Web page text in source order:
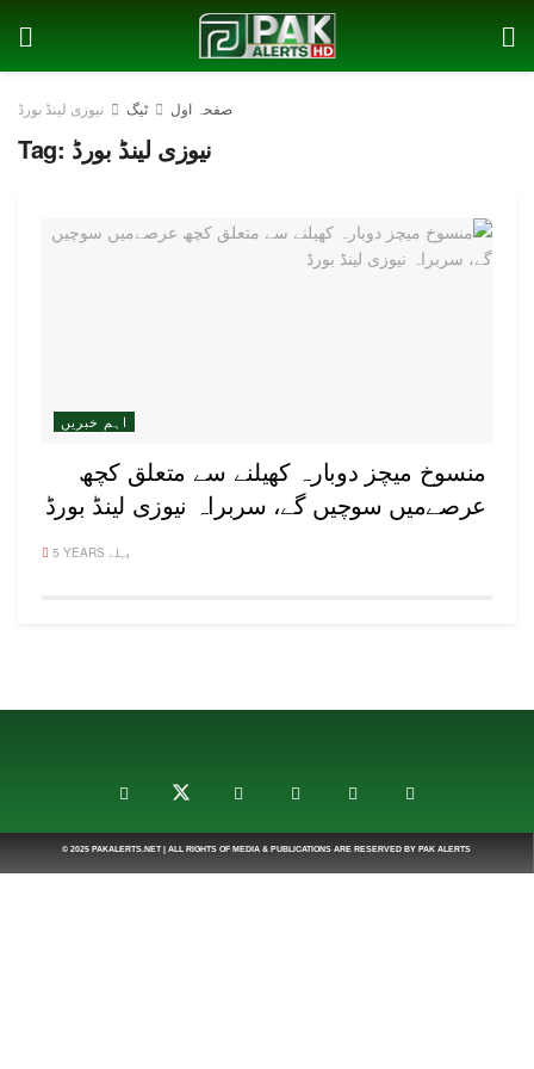
صفحہ اول ٹیگ نیوزی لینڈ بورڈ
Tag: نیوزی لینڈ بورڈ
اہم خبریں
منسوخ میچز دوبارہ کھیلنے سے متعلق کچھ
عرصےمیں سوچیں گے، سربراہ نیوزی لینڈ بورڈ
5 YEARS پہلے
© 2025 PAKALERTS.NET| ALL RIGHTS OF MEDIA & PUBLICATIONS ARE RESERVED BY PAK ALERTS